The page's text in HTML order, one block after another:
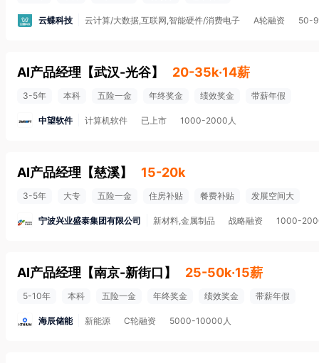
云蝶科技 云计算/大数据,互联网,智能硬件/消费电子 A轮融资 50-
AI产品经理 【武汉-光谷】 20-35k·14薪
3-5年 本科 五险一金 年终奖金 绩效奖金 带薪年假
中望软件 计算机软件 已上市 1000-2000人
AI产品经理 【慈溪】 15-20k
3-5年 大专 五险一金 住房补贴 餐费补贴 发展空间大
宁波兴业盛泰集团有限公司 新材料,金属制品 战略融资 1000-
AI产品经理 【南京-新街口 】 25-50k·15薪
5-10年 本科 五险一金 年终奖金 绩效奖金 带薪年假
海辰储能 新能源 C轮融资 5000-10000人